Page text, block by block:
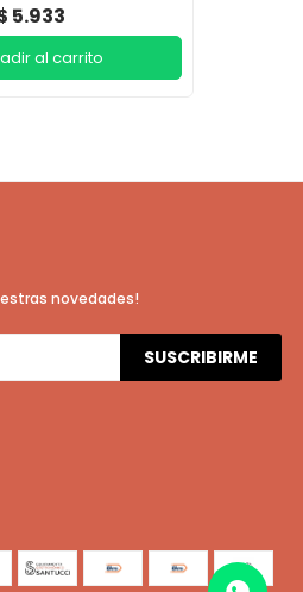
5.933
novedades!
SUSCRIBIRME